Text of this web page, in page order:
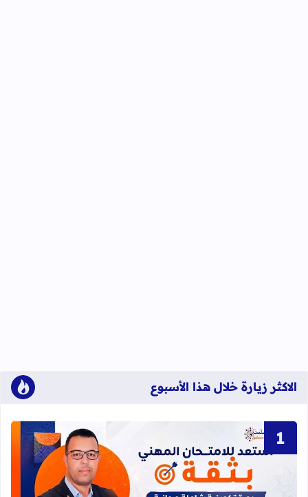
الاكثر زيارة خلال هذا الأسبوع